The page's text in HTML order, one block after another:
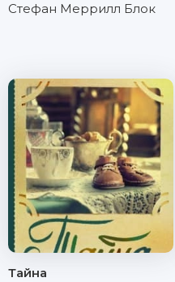
Стефан Меррилл Блок
Тайна